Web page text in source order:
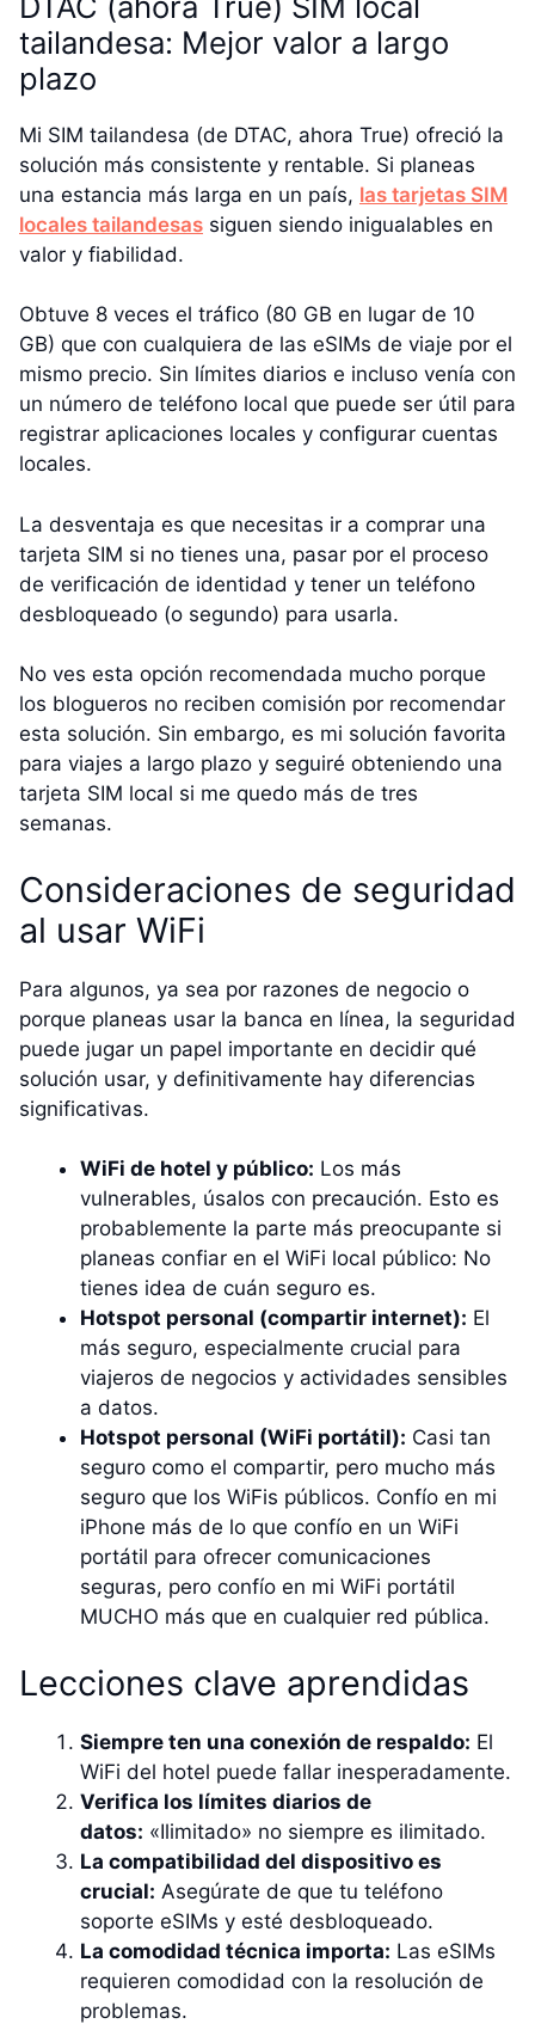
tailandesa: Mejor valor a largo
plazo
Mi SIM tailandesa (de DTAC, ahora True) ofreció la
solución más consistente y rentable. Si planeas
una estancia más larga en un país, las tarjetas SIM
locales tailandesas siguen siendo inigualables en
valor y fiabilidad.
Obtuve 8 veces el tráfico (80 GB en lugar de 10
GB) que con cualquiera de las eSIMs de viaje por el
mismo precio. Sin límites diarios e incluso venía con
un número de teléfono local que puede ser útil para
registrar aplicaciones locales y configurar cuentas
locales.
La desventaja es que necesitas ir a comprar una
tarjeta SIM si no tienes una, pasar por el proceso
de verificación de identidad y tener un teléfono
desbloqueado (o segundo) para usarla.
No ves esta opción recomendada mucho porque
los blogueros no reciben comisión por recomendar
esta solución. Sin embargo, es mi solución favorita
para viajes a largo plazo y seguiré obteniendo una
tarjeta SIM local si me quedo más de tres
semanas.
Consideraciones de seguridad
al usar WiFi
Para algunos, ya sea por razones de negocio o
porque planeas usar la banca en línea, la seguridad
puede jugar un papel importante en decidir qué
solución usar, y definitivamente hay diferencias
significativas.
WiFi de hotel y público: Los más
vulnerables, úsalos con precaución. Esto es
probablemente la parte más preocupante si
planeas confiar en el WiFi local público: No
tienes idea de cuán seguro es.
Hotspot personal (compartir internet): El
más seguro, especialmente crucial para
viajeros de negocios y actividades sensibles
a datos.
Hotspot personal (WiFi portátil): Casi tan
seguro como el compartir, pero mucho más
seguro que los WiFis públicos. Confío en mi
iPhone más de lo que confío en un WiFi
portátil para ofrecer comunicaciones
seguras, pero confío en mi WiFi portátil
MUCHO más que en cualquier red pública.
Lecciones clave aprendidas
Siempre ten una conexión de respaldo: El
WiFi del hotel puede fallar inesperadamente.
Verifica los límites diarios de
datos: «Ilimitado» no siempre es ilimitado.
La compatibilidad del dispositivo es
crucial: Asegúrate de que tu teléfono
soporte eSIMs y esté desbloqueado.
La comodidad técnica importa: Las eSIMs
requieren comodidad con la resolución de
problemas.